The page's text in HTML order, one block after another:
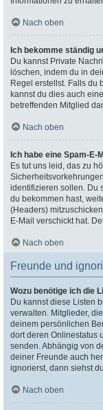
Nach oben
Ich bekomme ständig
Du kannst Private
löschen, indem du in
Regel erstellst. Falls du
kannst du dies auch
betreffenden Mitglied
Nach oben
Ich habe eine Spam-
Es tut uns leid, das zu
identifizieren sollen. Du
du bekommen hast,
(Headers)
E-Mail verschickt hat.
Nach oben
Freunde und
Wozu benötige ich die
Du kannst diese Listen
verwalten. Mitglieder,
deinem persönlichen
dort deren Onlinestatus
senden. Abhängig von
deiner Freunde auch
ignorierst, dann siehst
Nach oben